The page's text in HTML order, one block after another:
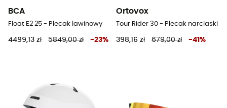
BCA
Float E2 25 - Plecak lawinowy
4499,13 zł 5849,00 zł -23%
Ortovox
Tour Rider 30 - Plecak narciaski
398,16 zł 679,00 zł -41 %